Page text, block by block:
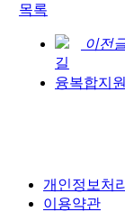
목록
이전
길
융복합지
개인정보처
이용약관